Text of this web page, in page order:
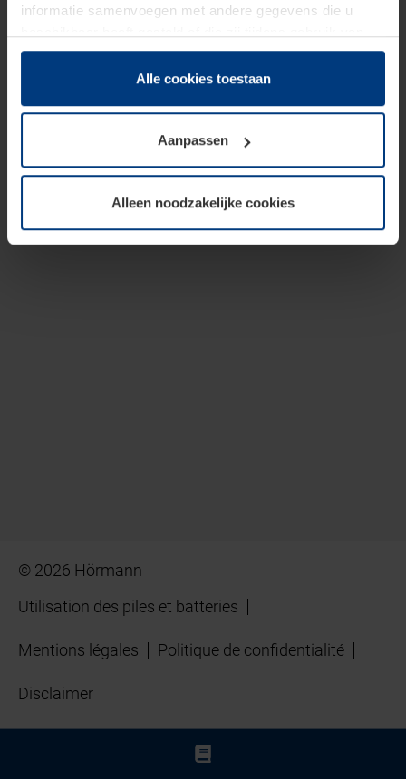
informatie samenvoegen met andere gegevens die u
hun diensten hebben verzameld.
Juridisch hebben wij het recht om cookies op uw
van deze pagina's absoluut vereist is. Voor alle andere
soorten cookies is uw toestemming benodigd. Uw
toestemming kunt u op elk moment bij de uitleg van de
wijzigen of herroepen.
Alle cookies toestaan
Aanpassen
Alleen noodzakelijke cookies
© 2026 Hörmann
Utilisation des piles et batteries
Mentions légales Politique de confidentialité
Disclaimer